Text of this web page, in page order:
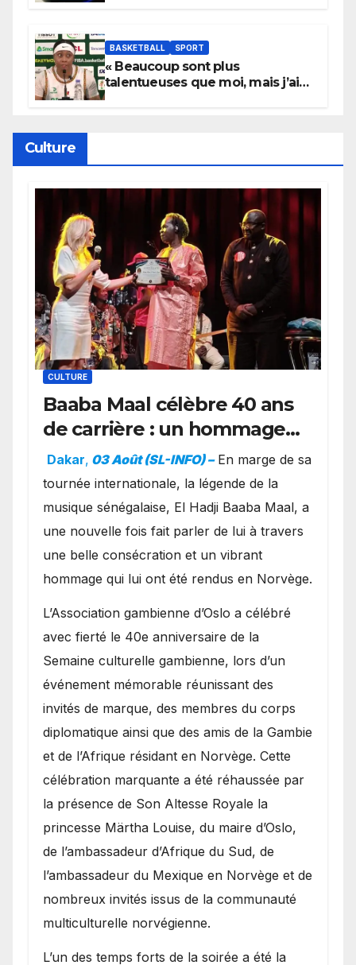
BASKETBALL SPORT
« Beaucoup sont plus
talentueuses que moi, mais j’ai
Culture
CULTURE
Baaba Maal célèbre 40 ans
de carrière : un hommage
exceptionnel à Oslo en
présence de la famille
royale.
Dakar, 03 Août (SL-INFO) – ​En marge de sa
tournée internationale, la légende de la
musique sénégalaise, El Hadji Baaba Maal, a
une nouvelle fois fait parler de lui à travers
une belle consécration et un vibrant
hommage qui lui ont été rendus en Norvège.
​L’Association gambienne d’Oslo a célébré
avec fierté le 40e anniversaire de la
Semaine culturelle gambienne, lors d’un
événement mémorable réunissant des
invités de marque, des membres du corps
diplomatique ainsi que des amis de la Gambie
et de l’Afrique résidant en Norvège. Cette
célébration marquante a été réhaussée par
la présence de Son Altesse Royale la
princesse Märtha Louise, du maire d’Oslo,
de l’ambassadeur d’Afrique du Sud, de
l’ambassadeur du Mexique en Norvège et de
nombreux invités issus de la communauté
multiculturelle norvégienne.
​L’un des temps forts de la soirée a été la